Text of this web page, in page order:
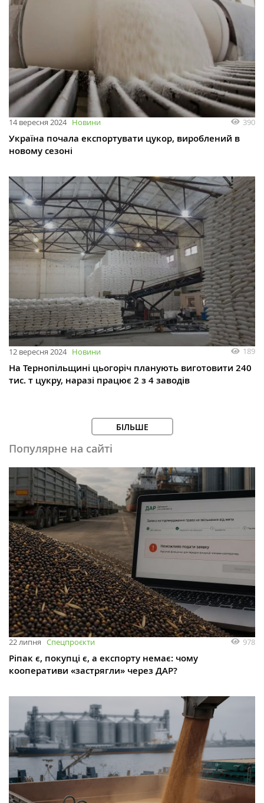
14 вересня 2024 Новини 390
Україна почала експортувати цукор, вироблений в
новому сезоні
12 вересня 2024 Новини 189
На Тернопільщині цьогоріч планують виготовити 240
тис. т цукру, наразі працює 2 з 4 заводів
БІЛЬШЕ
Популярне на сайті
22 липня Спецпроєкти 978
Ріпак є, покупці є, а експорту немає: чому
кооперативи «застрягли» через ДАР?